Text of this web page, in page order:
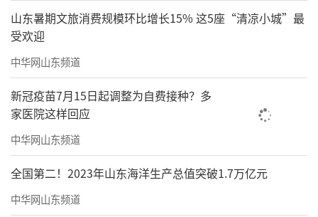
山东暑期文旅消费规模环比增长15% 这5座“清凉小城”最
受欢迎
中华网山东频道
新冠疫苗7月15日起调整为自费接种？多
家医院这样回应
中华网山东频道
全国第二！2023年山东海洋生产总值突破1.7万亿元
中华网山东频道